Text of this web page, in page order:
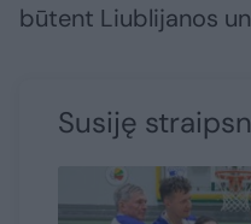
būtent Liublijanos
Susiję